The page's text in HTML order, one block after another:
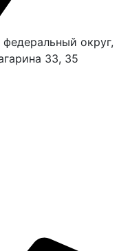
округ,
33, 35